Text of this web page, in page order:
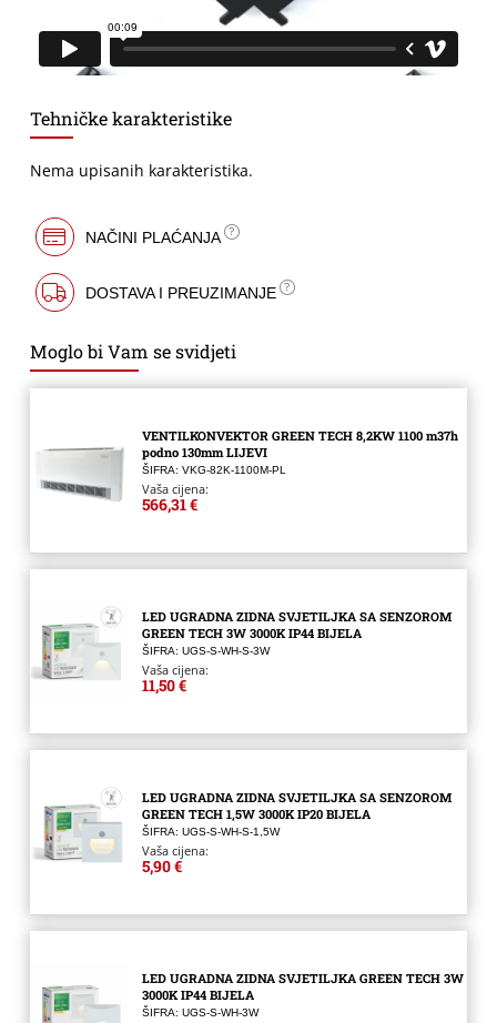
Tehničke karakteristike
Nema upisanih karakteristika.
NAČINI PLAĆANJA
DOSTAVA I PREUZIMANJE
Moglo bi Vam se svidjeti
VENTILKONVEKTOR GREEN TECH 8,2KW 1100 m37h
podno 130mm LIJEVI
ŠIFRA: VKG-82K-1100M-PL
Vaša cijena:
566,31 €
LED UGRADNA ZIDNA SVJETILJKA SA SENZOROM
GREEN TECH 3W 3000K IP44 BIJELA
ŠIFRA: UGS-S-WH-S-3W
Vaša cijena:
11,50 €
LED UGRADNA ZIDNA SVJETILJKA SA SENZOROM
GREEN TECH 1,5W 3000K IP20 BIJELA
ŠIFRA: UGS-S-WH-S-1,5W
Vaša cijena:
5,90 €
LED UGRADNA ZIDNA SVJETILJKA GREEN TECH 3W
3000K IP44 BIJELA
ŠIFRA: UGS-S-WH-3W